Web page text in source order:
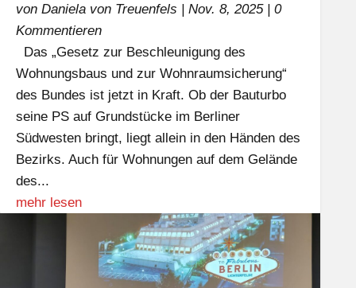
von Daniela von Treuenfels | Nov. 8, 2025| 0
Kommentieren
Das „Gesetz zur Beschleunigung des
Wohnungsbaus und zur Wohnraumsicherung“
des Bundes ist jetzt in Kraft. Ob der Bauturbo
seine PS auf Grundstücke im Berliner
Südwesten bringt, liegt allein in den Händen des
Bezirks. Auch für Wohnungen auf dem Gelände
des...
mehr lesen